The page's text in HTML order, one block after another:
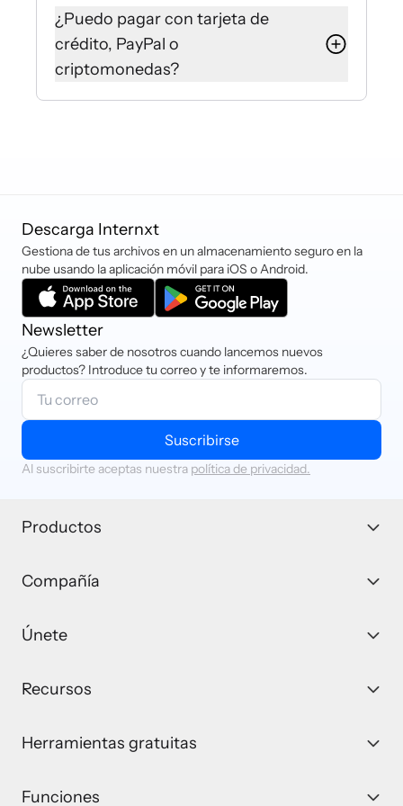
o un correo electrónico que
cualquiera puede usar,
independientemente de si tiene una
Con Internxt Send, tu enlace es
válido por un tiempo y luego caduca
automáticamente para tu
seguridad.
Puedes ponerte en contacto con
nuestro equipo de Éxito del Cliente a
través del chat en vivo o enviando un
correo electrónico a
hello@internxt.com
¿Puedo pagar con tarjeta de
crédito, PayPal o
criptomonedas?
Sofort y criptomonedas.
Descarga Internxt
Gestiona de tus archivos en un almacenamiento seguro en la
nube usando la aplicación móvil para iOS o Android.
Newsletter
¿Quieres saber de nosotros cuando lancemos nuevos
productos? Introduce tu correo y te informaremos.
Suscribirse
Al suscribirte aceptas nuestra política de privacidad.
Productos
Compañía
Únete
Recursos
Herramientas gratuitas
Funciones